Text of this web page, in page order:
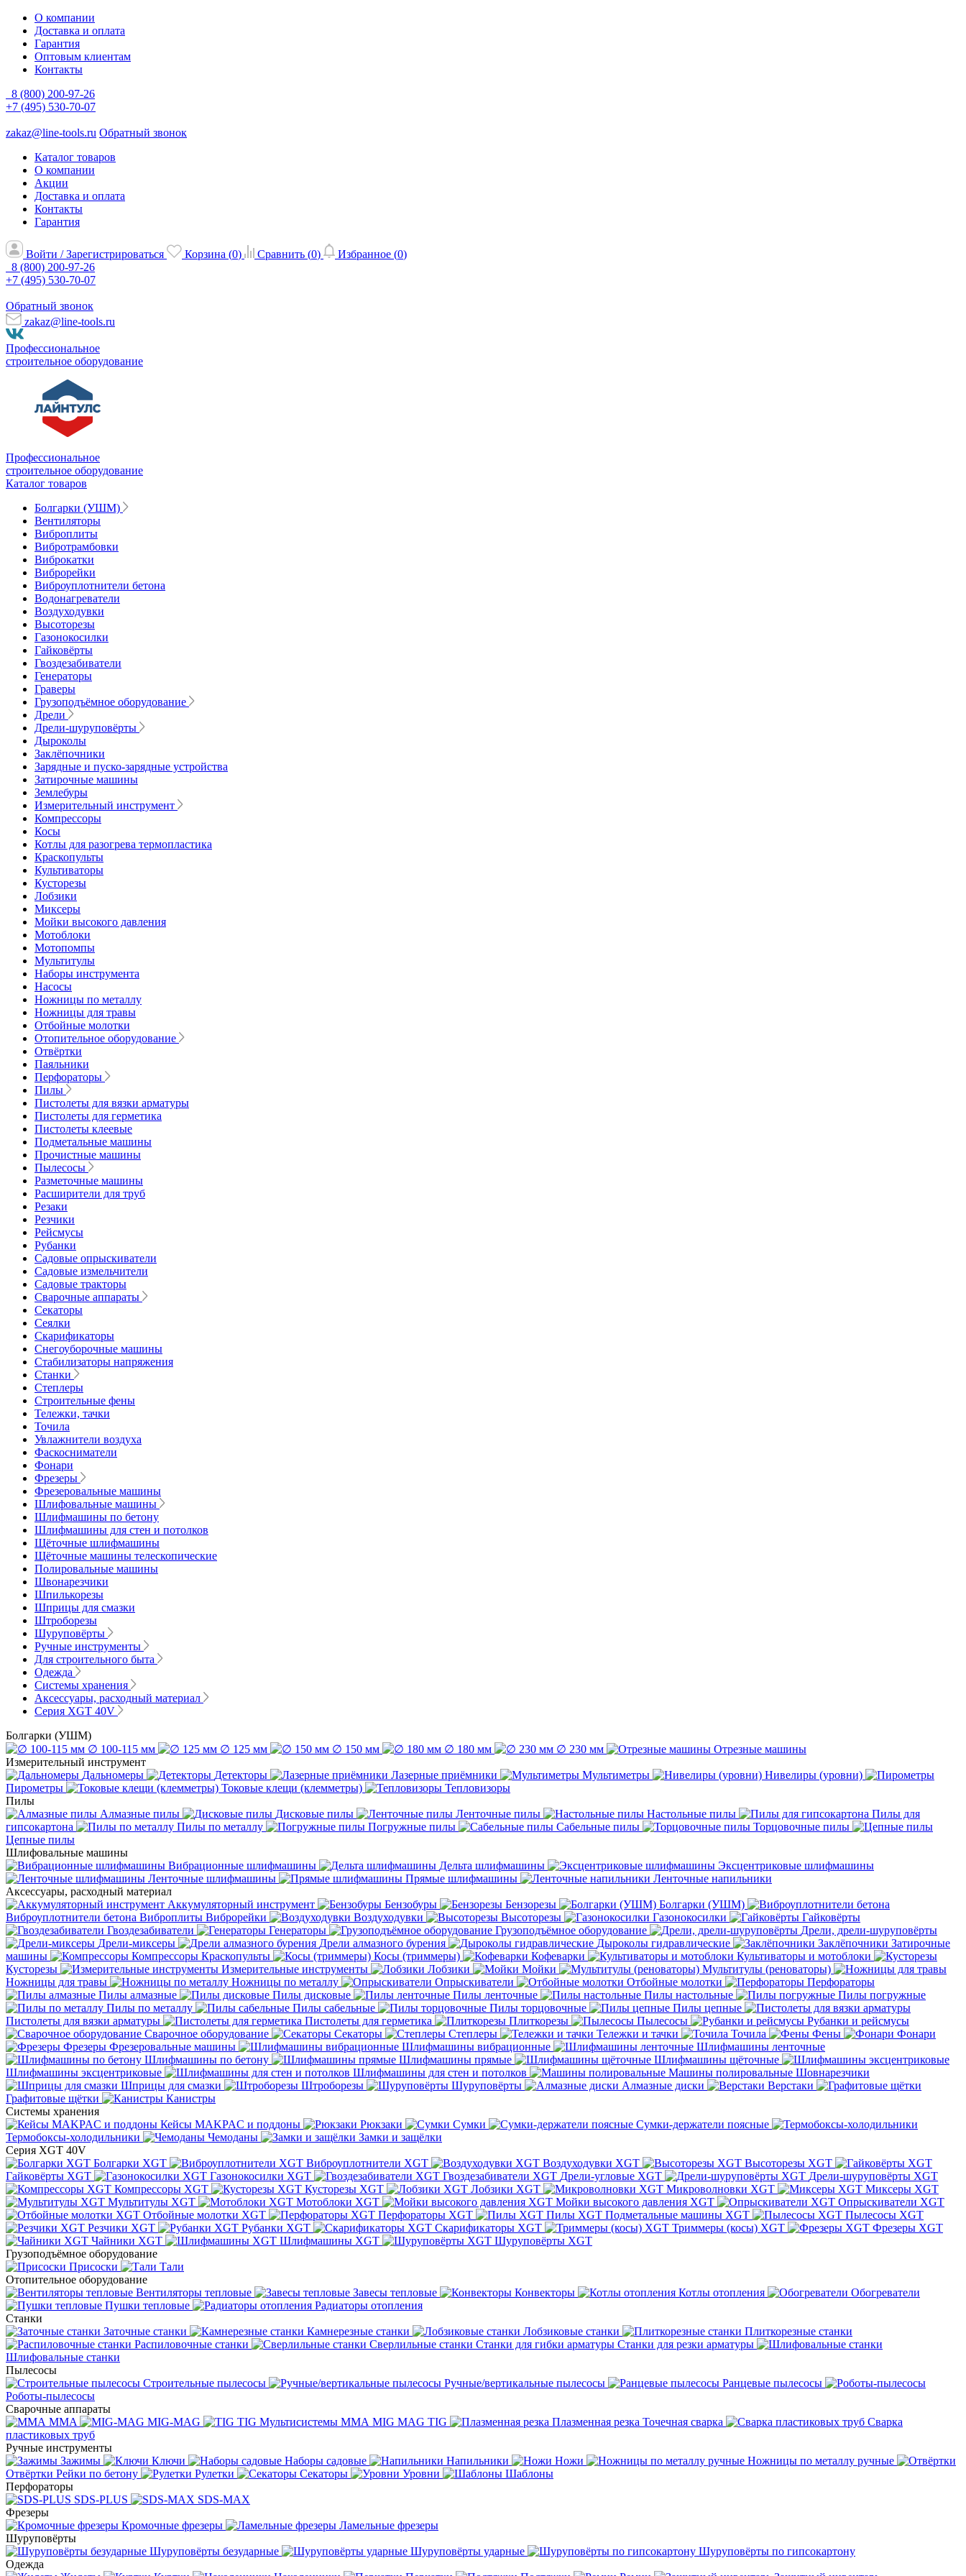
О компании
Доставка и оплата
Гарантия
Оптовым клиентам
Контакты
8 (800) 200-97-26
+7 (495) 530-70-07
zakaz@line-tools.ru Обратный звонок
Каталог товаров
О компании
Акции
Доставка и оплата
Контакты
Гарантия
Войти / Зарегистрироваться Корзина (0) Сравнить (0) Избранное (0)
8 (800) 200-97-26
+7 (495) 530-70-07
Обратный звонок
zakaz@line-tools.ru
Профессиональное
строительное оборудование
Профессиональное
строительное оборудование
Каталог товаров
Болгарки (УШМ)
Вентиляторы
Виброплиты
Вибротрамбовки
Виброкатки
Виброрейки
Виброуплотнители бетона
Водонагреватели
Воздуходувки
Высоторезы
Газонокосилки
Гайковёрты
Гвоздезабиватели
Генераторы
Граверы
Грузоподъёмное оборудование
Дрели
Дрели-шуруповёрты
Дыроколы
Заклёпочники
Зарядные и пуско-зарядные устройства
Затирочные машины
Землебуры
Измерительный инструмент
Компрессоры
Косы
Котлы для разогрева термопластика
Краскопульты
Культиваторы
Кусторезы
Лобзики
Миксеры
Мойки высокого давления
Мотоблоки
Мотопомпы
Мультитулы
Наборы инструмента
Насосы
Ножницы по металлу
Ножницы для травы
Отбойные молотки
Отопительное оборудование
Отвёртки
Паяльники
Перфораторы
Пилы
Пистолеты для вязки арматуры
Пистолеты для герметика
Пистолеты клеевые
Подметальные машины
Прочистные машины
Пылесосы
Разметочные машины
Расширители для труб
Резаки
Резчики
Рейсмусы
Рубанки
Садовые опрыскиватели
Садовые измельчители
Садовые тракторы
Сварочные аппараты
Секаторы
Сеялки
Скарификаторы
Снегоуборочные машины
Стабилизаторы напряжения
Станки
Степлеры
Строительные фены
Тележки, тачки
Точила
Увлажнители воздуха
Фаскосниматели
Фонари
Фрезеры
Фрезеровальные машины
Шлифовальные машины
Шлифмашины по бетону
Шлифмашины для стен и потолков
Щёточные шлифмашины
Щёточные машины телескопические
Полировальные машины
Швонарезчики
Шпилькорезы
Шприцы для смазки
Штроборезы
Шуруповёрты
Ручные инструменты
Для строительного быта
Одежда
Системы хранения
Аксессуары, расходный материал
Серия XGT 40V
Болгарки (УШМ)
∅ 100-115 мм
∅ 125 мм ∅ 150 мм ∅ 180 мм ∅ 230 мм
Отрезные машины
Измерительный инструмент
Дальномеры
Детекторы Лазерные приёмники Мультиметры
Нивелиры (уровни)
Пирометры
Токовые клещи (клемметры)
Тепловизоры
Пилы
Алмазные пилы
Дисковые пилы Ленточные пилы Настольные пилы
Пилы для
гипсокартона
Пилы по металлу Погружные пилы Сабельные пилы
Торцовочные пилы
Цепные пилы
Шлифовальные машины
Вибрационные шлифмашины
Дельта шлифмашины
Эксцентриковые шлифмашины
Ленточные шлифмашины
Прямые шлифмашины
Ленточные напильники
Аксессуары, расходный материал
Аккумуляторный инструмент
Бензобуры Бензорезы
Болгарки (УШМ)
Виброуплотнители бетона Виброплиты Виброрейки Воздуходувки Высоторезы Газонокосилки
Гайковёрты
Гвоздезабиватели
Генераторы Грузоподъёмное оборудование
Дрели, дрели-шуруповёрты
Дрели-миксеры
Дрели алмазного бурения Дыроколы гидравлические Заклёпочники Затирочные
машины
Компрессоры Краскопульты Косы (триммеры) Кофеварки
Культиваторы и мотоблоки
Кусторезы
Измерительные инструменты Лобзики Мойки
Мультитулы (реноваторы)
Ножницы для травы
Ножницы по металлу Опрыскиватели Отбойные молотки
Перфораторы
Пилы алмазные
Пилы дисковые Пилы ленточные Пилы настольные
Пилы погружные
Пилы по металлу
Пилы сабельные Пилы торцовочные
Пилы цепные
Пистолеты для вязки арматуры
Пистолеты для герметика Плиткорезы Пылесосы
Рубанки и рейсмусы
Сварочное оборудование
Секаторы Степлеры Тележки и тачки Точила Фены
Фонари
Фрезеры Фрезеровальные машины Шлифмашины вибрационные
Шлифмашины ленточные
Шлифмашины по бетону
Шлифмашины прямые
Шлифмашины щёточные
Шлифмашины эксцентриковые
Шлифмашины для стен и потолков Машины полировальные Шовнарезчики
Шприцы для смазки
Штроборезы Шуруповёрты Алмазные диски
Верстаки
Графитовые щётки
Канистры
Системы хранения
Кейсы MAKPAC и поддоны
Рюкзаки Сумки
Сумки-держатели поясные
Термобоксы-холодильники
Чемоданы
Замки и защёлки
Серия XGT 40V
Болгарки XGT
Виброуплотнители XGT Воздуходувки XGT
Высоторезы XGT
Гайковёрты XGT
Газонокосилки XGT Гвоздезабиватели XGT Дрели-угловые XGT
Дрели-шуруповёрты XGT
Компрессоры XGT
Кусторезы XGT Лобзики XGT Микроволновки XGT
Миксеры XGT
Мультитулы XGT
Мотоблоки XGT Мойки высокого давления XGT
Опрыскиватели XGT
Отбойные молотки XGT
Перфораторы XGT Пилы XGT Подметальные машины XGT
Пылесосы XGT
Резчики XGT
Рубанки XGT Скарификаторы XGT Триммеры (косы) XGT
Фрезеры XGT
Чайники XGT
Шлифмашины XGT
Шуруповёрты XGT
Грузоподъёмное оборудование
Присоски
Тали
Отопительное оборудование
Вентиляторы тепловые
Завесы тепловые Конвекторы Котлы отопления
Обогреватели
Пушки тепловые
Радиаторы отопления
Станки
Заточные станки
Камнерезные станки Лобзиковые станки
Плиткорезные станки
Распиловочные станки
Сверлильные станки Станки для гибки арматуры Станки для резки арматуры
Шлифовальные станки
Пылесосы
Строительные пылесосы
Ручные/вертикальные пылесосы
Ранцевые пылесосы
Роботы-пылесосы
Сварочные аппараты
MMA
MIG-MAG TIG Мультисистемы ММА MIG MAG TIG Плазменная резка Точечная сварка
Cварка
пластиковых труб
Ручные инструменты
Зажимы
Ключи Наборы садовые Напильники Ножи
Ножницы по металлу ручные
Отвёртки Рейки по бетону Рулетки Секаторы Уровни
Шаблоны
Перфораторы
SDS-PLUS
SDS-MAX
Фрезеры
Кромочные фрезеры
Ламельные фрезеры
Шуруповёрты
Шуруповёрты безударные
Шуруповёрты ударные
Шуруповёрты по гипсокартону
Одежда